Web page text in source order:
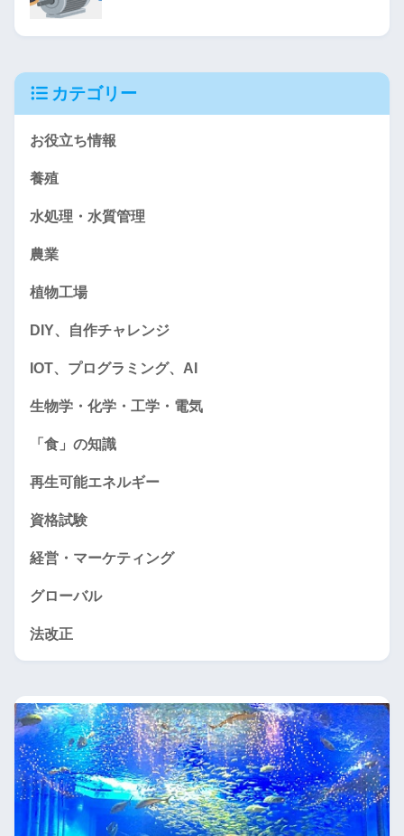
カテゴリー
お役立ち情報
養殖
水処理・水質管理
農業
植物工場
DIY、自作チャレンジ
IOT、プログラミング、AI
生物学・化学・工学・電気
「食」の知識
再生可能エネルギー
資格試験
経営・マーケティング
グローバル
法改正